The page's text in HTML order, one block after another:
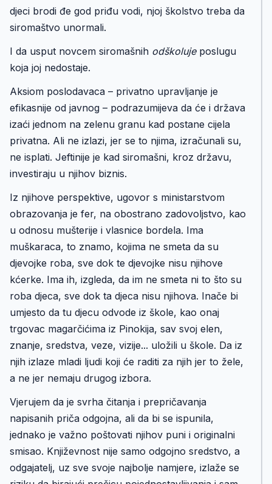
djeci brodi đe god priđu vodi, njoj školstvo treba da
siromaštvo unormali.
I da usput novcem siromašnih odškolujeposlugu
koja joj nedostaje.
Aksiom poslodavaca – privatno upravljanje je
efikasnije od javnog – podrazumijeva da će i država
izaći jednom na zelenu granu kad postane cijela
privatna. Ali ne izlazi, jer se to njima, izračunali su,
ne isplati. Jeftinije je kad siromašni, kroz državu,
investiraju u njihov biznis.
Iz njihove perspektive, ugovor s ministarstvom
obrazovanja je fer, na obostrano zadovoljstvo, kao
u odnosu mušterije i vlasnice bordela. Ima
muškaraca, to znamo, kojima ne smeta da su
djevojke roba, sve dok te djevojke nisu njihove
kćerke. Ima ih, izgleda, da im ne smeta ni to što su
roba djeca, sve dok ta djeca nisu njihova. Inače bi
umjesto da tu djecu odvode iz škole, kao onaj
trgovac magarčićima iz Pinokija, sav svoj elen,
znanje, sredstva, veze, vizije... uložili u škole. Da iz
njih izlaze mladi ljudi koji će raditi za njih jer to žele,
a ne jer nemaju drugog izbora.
Vjerujem da je svrha čitanja i prepričavanja
napisanih priča odgojna, ali da bi se ispunila,
jednako je važno poštovati njihov puni i originalni
smisao. Književnost nije samo odgojno sredstvo, a
odgajatelj, uz sve svoje najbolje namjere, izlaže se